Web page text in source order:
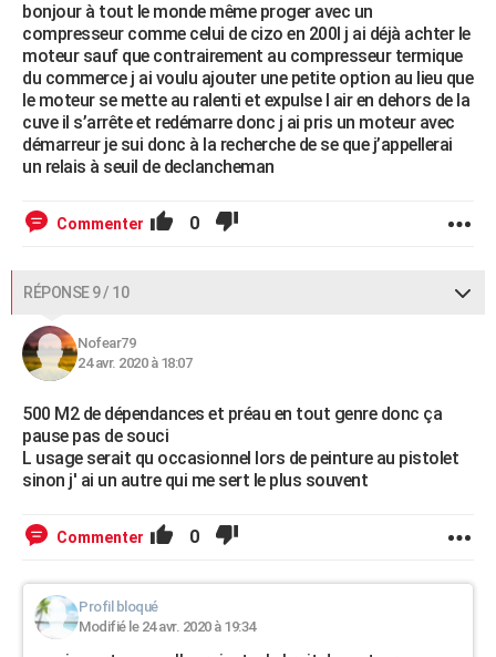
bonjour à tout le monde même proger avec un
compresseur comme celui de cizo en 200l j ai déjà achter le
moteur sauf que contrairement au compresseur termique
du commerce j ai voulu ajouter une petite option au lieu que
le moteur se mette au ralenti et expulse l air en dehors de la
cuve il s’arrête et redémarre donc j ai pris un moteur avec
démarreur je sui donc à la recherche de se que j’appellerai
un relais à seuil de declancheman
Commenter 0
RÉPONSE 9 / 10
Nofear79
24 avr. 2020 à 18:07
500 M2 de dépendances et préau en tout genre donc ça
pause pas de souci
L usage serait qu occasionnel lors de peinture au pistolet
sinon j' ai un autre qui me sert le plus souvent
Commenter 0
Profil bloqué
Modifié le 24 avr. 2020 à 19:34